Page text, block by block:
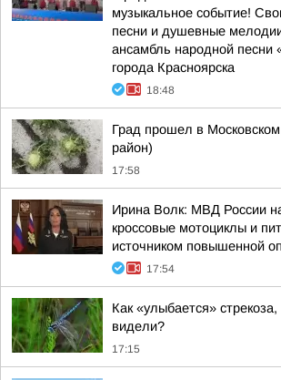
музыкальное событие!
песни и душевные
ансамбль народной песни
города Красноярска
18:48
Град прошел в Московском
район)
17:58
Ирина Волк: МВД России
кроссовые мотоциклы и
источником повышенной
17:54
Как «улыбается» стрекоза,
видели?
17:15